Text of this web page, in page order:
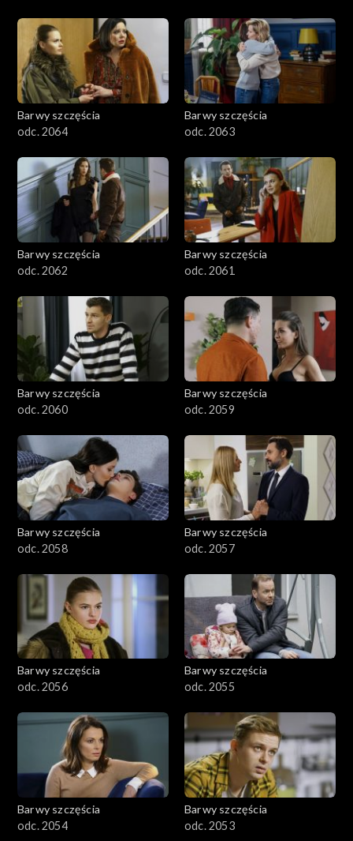
Barwy szczęścia
odc. 2064
Barwy szczęścia
odc. 2063
Barwy szczęścia
odc. 2062
Barwy szczęścia
odc. 2061
Barwy szczęścia
odc. 2060
Barwy szczęścia
odc. 2059
Barwy szczęścia
odc. 2058
Barwy szczęścia
odc. 2057
Barwy szczęścia
odc. 2056
Barwy szczęścia
odc. 2055
Barwy szczęścia
odc. 2054
Barwy szczęścia
odc. 2053